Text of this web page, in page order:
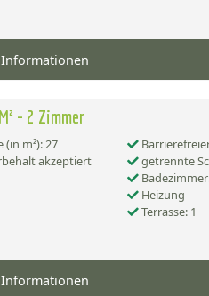
- 2 Zimmer
m²): 27
akzeptiert
getrennte
Heizung
Terrasse: 1